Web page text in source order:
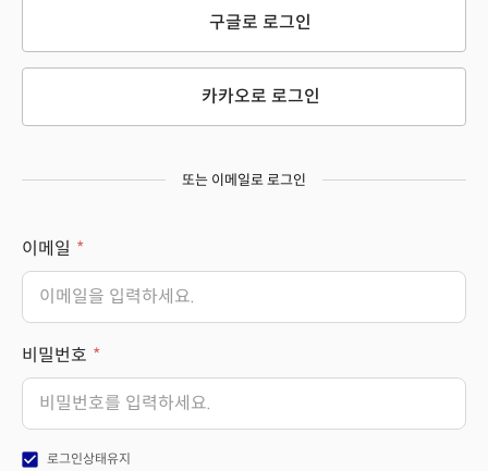
구글로 로그인
카카오로 로그인
또는 이메일로 로그인
이메일
비밀번호
check_box 로그인상태유지